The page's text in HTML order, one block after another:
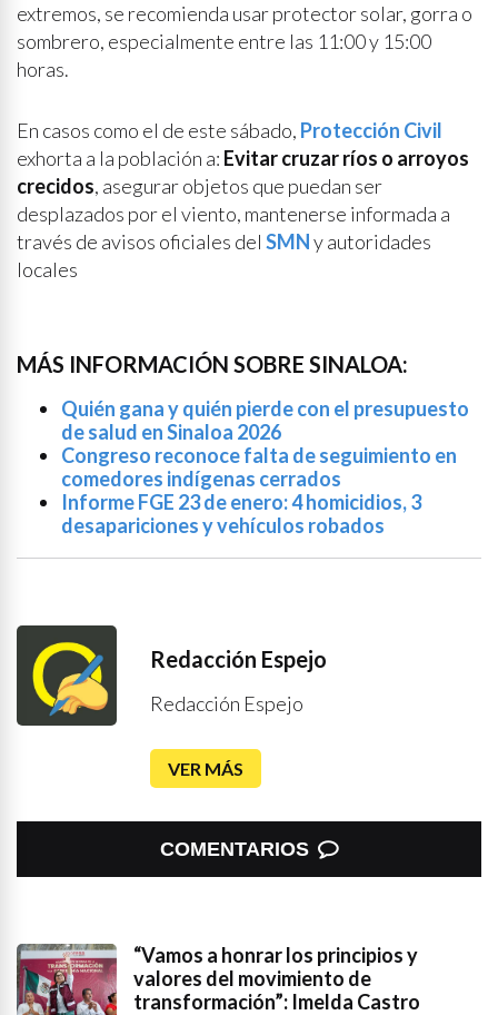
extremos, se recomienda usar protector solar, gorra o
sombrero, especialmente entre las 11:00 y 15:00
horas.
En casos como el de este sábado, Protección Civil
exhorta a la población a: Evitar cruzar ríos o arroyos
crecidos, asegurar objetos que puedan ser
desplazados por el viento, mantenerse informada a
través de avisos oficiales del SMNy autoridades
locales
MÁS INFORMACIÓN SOBRE SINALOA:
Quién gana y quién pierde con el presupuesto
de salud en Sinaloa 2026
Congreso reconoce falta de seguimiento en
comedores indígenas cerrados
Informe FGE 23 de enero: 4 homicidios, 3
desapariciones y vehículos robados
Redacción Espejo
Redacción Espejo
VER MÁS
COMENTARIOS
“Vamos a honrar los principios y
valores del movimiento de
transformación”: Imelda Castro